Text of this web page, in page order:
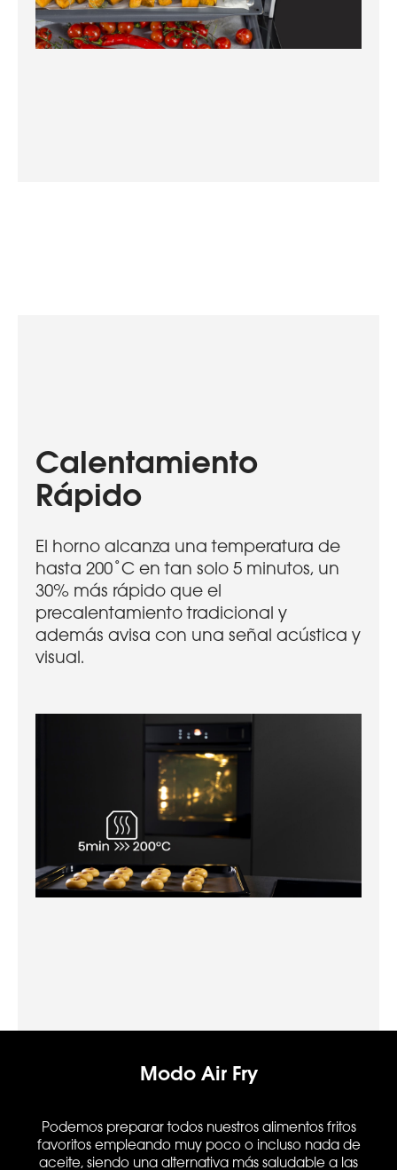
Calentamiento
Rápido
El horno alcanza una temperatura de
hasta 200˚C en tan solo 5 minutos, un
30% más rápido que el
precalentamiento tradicional y
además avisa con una señal acústica y
visual.
Modo Air Fry
Podemos preparar todos nuestros alimentos fritos
favoritos empleando muy poco o incluso nada de
aceite, siendo una alternativa más saludable a las